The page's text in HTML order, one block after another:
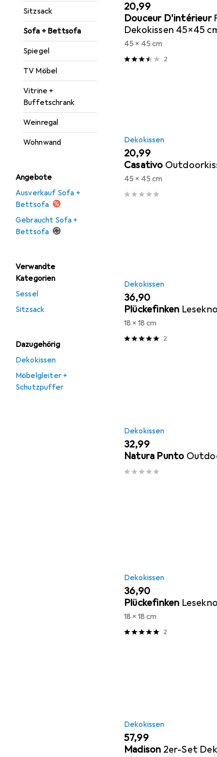
Sitzsack
Sofa + Bettsofa
Spiegel
TV Möbel
Vitrine +
Buffetschrank
Weinregal
Wohnwand
Angebote
Ausverkauf Sofa +
Bettsofa
Gebraucht Sofa +
Bettsofa
Verwandte
Kategorien
Sessel
Sitzsack
Dazugehörig
Dekokissen
Möbelgleiter +
Schutzpuffer
EUR
20,99
Douceur D'intérieur
Dekokissen 45x45
weicher
Graues Kunstfell
45 x 45 cm
2
Dekokissen
EUR
20,99
Casativo
45 x 45 cm
Dekokissen
EUR
36,90
Plückefinken
18 x 18 cm
2
Dekokissen
EUR
32,99
Natura Punto
Dekokissen
EUR
36,90
Plückefinken
18 x 18 cm
2
Dekokissen
EUR
57,99
Madison 2er-Set